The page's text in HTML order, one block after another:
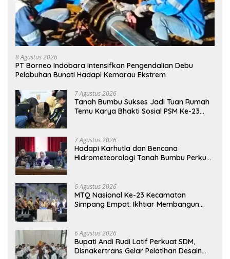
8 Agustus 2026
PT Borneo Indobara Intensifkan Pengendalian Debu
Pelabuhan Bunati Hadapi Kemarau Ekstrem
7 Agustus 2026
Tanah Bumbu Sukses Jadi Tuan Rumah
Temu Karya Bhakti Sosial PSM Ke-23
7 Agustus 2026
Hadapi Karhutla dan Bencana
Hidrometeorologi Tanah Bumbu Perkuat
6 Agustus 2026
MTQ Nasional Ke-23 Kecamatan
Simpang Empat: Ikhtiar Membangun
6 Agustus 2026
Bupati Andi Rudi Latif Perkuat SDM,
Disnakertrans Gelar Pelatihan Desain